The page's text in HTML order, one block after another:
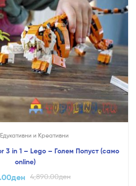
Едукативни и Креативни
3 in 1 – Lego – Голем Попуст (само
online)
4,890.00ден
ден